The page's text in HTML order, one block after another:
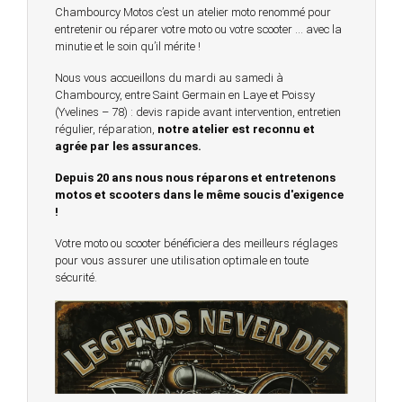
Chambourcy Motos c’est un atelier moto renommé pour
entretenir ou réparer votre moto ou votre scooter … avec la
minutie et le soin qu’il mérite !
Nous vous accueillons du mardi au samedi à
Chambourcy, entre Saint Germain en Laye et Poissy
(Yvelines – 78) : devis rapide avant intervention, entretien
régulier, réparation, notre atelier est reconnu et
agrée par les assurances.
Depuis 20 ans nous nous réparons et entretenons
motos et scooters dans le même soucis d'exigence
!
Votre moto ou scooter bénéficiera des meilleurs réglages
pour vous assurer une utilisation optimale en toute
sécurité.